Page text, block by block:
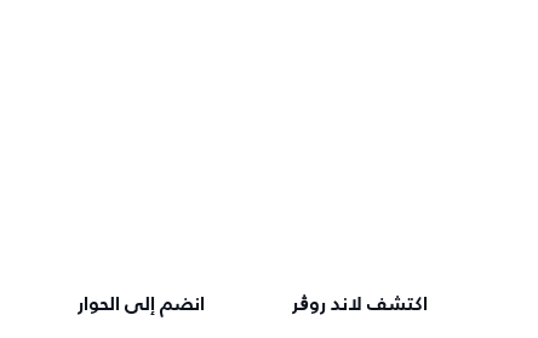
اكتشف لاند روڨر انضم إلى الحوار